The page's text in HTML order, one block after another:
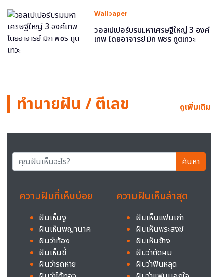
Wallpaper
วอลเปเปอร์บรมมหาเศรษฐีใหญ่ 3 องค์
เทพ โดยอาจารย์ มิก พชร ทูตเทวะ
ทำนายฝัน / ตีเลข ดูเพิ่มเติม
ค้นหา
ความฝันที่เห็นบ่อย
ฝันเห็นงู
ฝันเห็นพญานาค
ฝันว่าท้อง
ฝันเห็นขี้
ฝันว่ารถหาย
ความฝันเห็นล่าสุด
ฝันเห็นแฟนเก่า
ฝันเห็นพระสงฆ์
ฝันเห็นช้าง
ฝันว่าตัดผม
ฝันว่าฟันหลุด